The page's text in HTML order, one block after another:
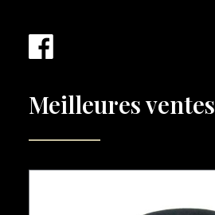
Meilleures ventes